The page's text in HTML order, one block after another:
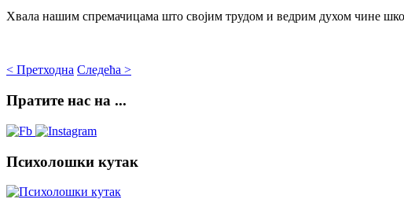
Хвала нашим спремачицама што својим трудом и ведрим духом чине
< Претходна Следећа >
Пратите нас на ...
Психолошки кутак